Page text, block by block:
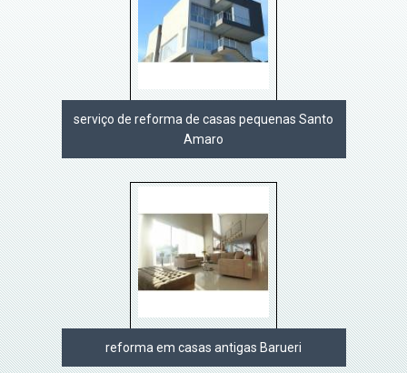
serviço de reforma de casas pequenas Santo
Amaro
reforma em casas antigas Barueri